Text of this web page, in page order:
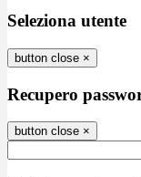
Seleziona utente
button close ×
Recupero
button close ×